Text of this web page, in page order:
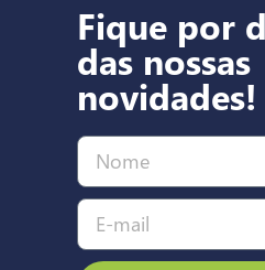
Fique por
das nossas
novidades!